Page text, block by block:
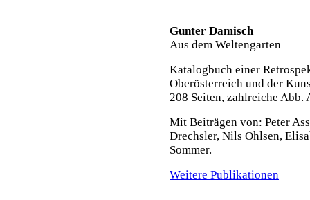
Gunter Damisch
Aus dem Weltengarten
Katalogbuch einer
Oberösterreich und der
208 Seiten, zahlreiche
Mit Beiträgen von: Peter
Drechsler, Nils Ohlsen,
Sommer.
Weitere Publikationen